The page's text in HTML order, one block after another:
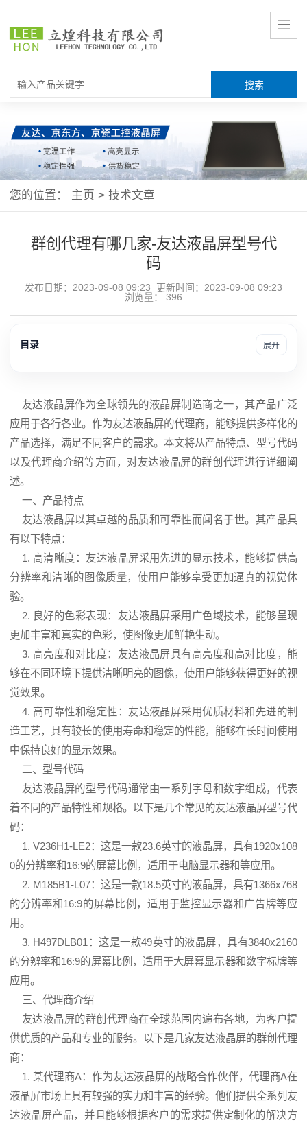
您的位置： 主页 > 技术文章
群创代理有哪几家-友达液晶屏型号代
码
发布日期：2023-09-08 09:23 更新时间：2023-09-08 09:23
浏览量： 396
目录 展开
友达液晶屏作为全球领先的液晶屏制造商之一，其产品广泛
应用于各行各业。作为友达液晶屏的代理商，能够提供多样化的
产品选择，满足不同客户的需求。本文将从产品特点、型号代码
以及代理商介绍等方面，对友达液晶屏的群创代理进行详细阐
述。
一、产品特点
友达液晶屏以其卓越的品质和可靠性而闻名于世。其产品具
有以下特点：
1. 高清晰度：友达液晶屏采用先进的显示技术，能够提供高
分辨率和清晰的图像质量，使用户能够享受更加逼真的视觉体
验。
2. 良好的色彩表现：友达液晶屏采用广色域技术，能够呈现
更加丰富和真实的色彩，使图像更加鲜艳生动。
3. 高亮度和对比度：友达液晶屏具有高亮度和高对比度，能
够在不同环境下提供清晰明亮的图像，使用户能够获得更好的视
觉效果。
4. 高可靠性和稳定性：友达液晶屏采用优质材料和先进的制
造工艺，具有较长的使用寿命和稳定的性能，能够在长时间使用
中保持良好的显示效果。
二、型号代码
友达液晶屏的型号代码通常由一系列字母和数字组成，代表
着不同的产品特性和规格。以下是几个常见的友达液晶屏型号代
码：
1. V236H1-LE2：这是一款23.6英寸的液晶屏，具有1920x108
0的分辨率和16:9的屏幕比例，适用于电脑显示器和等应用。
2. M185B1-L07：这是一款18.5英寸的液晶屏，具有1366x768
的分辨率和16:9的屏幕比例，适用于监控显示器和广告牌等应
用。
3. H497DLB01：这是一款49英寸的液晶屏，具有3840x2160
的分辨率和16:9的屏幕比例，适用于大屏幕显示器和数字标牌等
应用。
三、代理商介绍
友达液晶屏的群创代理商在全球范围内遍布各地，为客户提
供优质的产品和专业的服务。以下是几家友达液晶屏的群创代理
商：
1. 某代理商A：作为友达液晶屏的战略合作伙伴，代理商A在
液晶屏市场上具有较强的实力和丰富的经验。他们提供全系列友
达液晶屏产品，并且能够根据客户的需求提供定制化的解决方